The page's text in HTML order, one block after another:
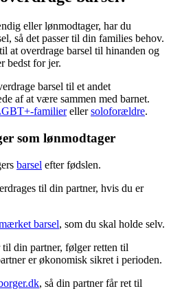
eller lønmodtager, har du
så det passer til din families behov.
at overdrage barsel til hinanden og
bedst for jer.
barsel til et andet
af at være sammen med barnet.
familierellersoloforældre.
som lønmodtager
barsel efter fødslen.
til din partner, hvis du er
barsel, som du skal holde selv.
din partner, følger retten til
er økonomisk sikret i perioden.
, så din partner får ret til